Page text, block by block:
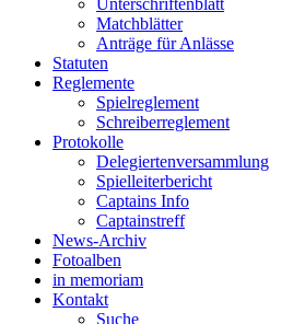
Matchblätter
Anträge für Anlässe
Statuten
Reglemente
Spielreglement
Schreiberreglement
Protokolle
Delegiertenversammlung
Spielleiterbericht
Captains Info
Captainstreff
News-Archiv
Fotoalben
in memoriam
Kontakt
Suche